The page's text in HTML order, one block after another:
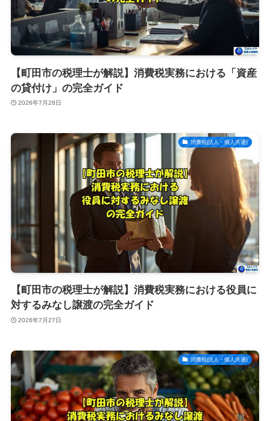
【町田市の税理士が解説】消費税実務における「資産
の貸付け」の完全ガイド
2026年7月28日
消費税(法人・個人共通)
【町田市の税理士が解説】消費税実務における役員に
対するみなし譲渡の完全ガイド
2026年7月27日
消費税(法人・個人共通)